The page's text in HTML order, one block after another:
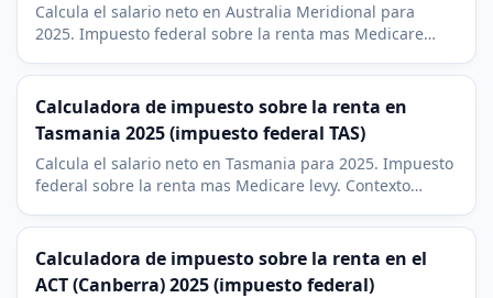
Calcula el salario neto en Australia Meridional para
2025. Impuesto federal sobre la renta mas Medicare
vitivinicola.
Calculadora de impuesto sobre la renta en
Tasmania 2025 (impuesto federal TAS)
Calcula el salario neto en Tasmania para 2025. Impuesto
federal sobre la renta mas Medicare levy. Contexto
Calculadora de impuesto sobre la renta en el
ACT (Canberra) 2025 (impuesto federal)